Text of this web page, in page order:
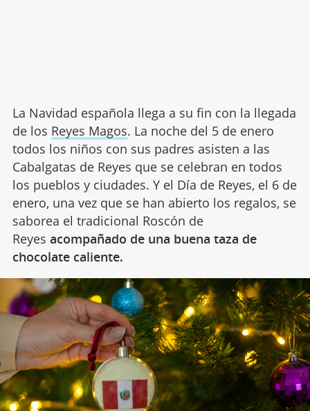
La Navidad española llega a su fin con la llegada
de los Reyes Magos. La noche del 5 de enero
todos los niños con sus padres asisten a las
Cabalgatas de Reyes que se celebran en todos
los pueblos y ciudades. Y el Día de Reyes, el 6 de
enero, una vez que se han abierto los regalos, se
saborea el tradicional Roscón de
Reyes acompañado de una buena taza de
chocolate caliente.